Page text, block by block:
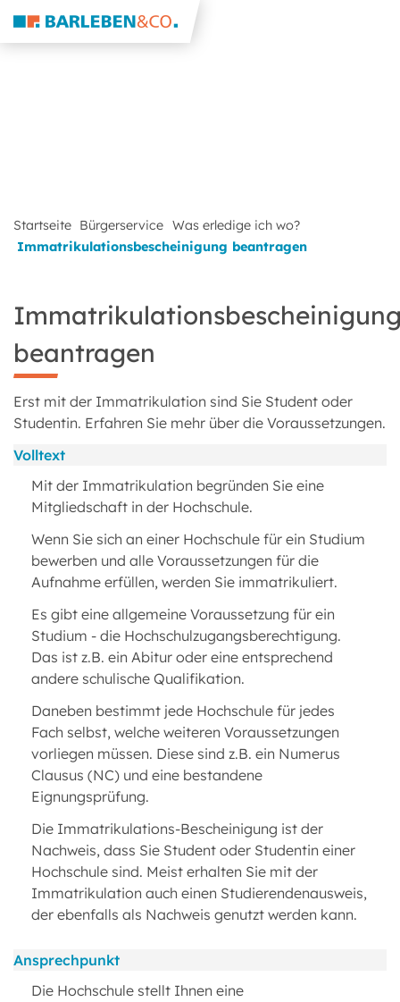
Startseite Bürgerservice Was erledige ich wo?
Immatrikulationsbescheinigung beantragen
beantragen
Erst mit der Immatrikulation sind Sie Student oder
Studentin. Erfahren Sie mehr über die Voraussetzungen.
Volltext
Mit der Immatrikulation begründen Sie eine
Mitgliedschaft in der Hochschule.
Wenn Sie sich an einer Hochschule für ein Studium
bewerben und alle Voraussetzungen für die
Aufnahme erfüllen, werden Sie immatrikuliert.
Es gibt eine allgemeine Voraussetzung für ein
Studium - die Hochschulzugangsberechtigung.
Das ist z.B. ein Abitur oder eine entsprechend
andere schulische Qualifikation.
Daneben bestimmt jede Hochschule für jedes
Fach selbst, welche weiteren Voraussetzungen
vorliegen müssen. Diese sind z.B. ein Numerus
Clausus (NC) und eine bestandene
Eignungsprüfung.
Die Immatrikulations-Bescheinigung ist der
Nachweis, dass Sie Student oder Studentin einer
Hochschule sind. Meist erhalten Sie mit der
Immatrikulation auch einen Studierendenausweis,
der ebenfalls als Nachweis genutzt werden kann.
Ansprechpunkt
Die Hochschule stellt Ihnen eine